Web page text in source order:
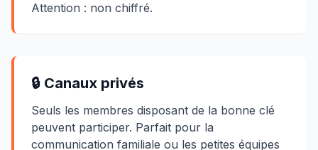
Attention : non chiffré.
🔒 Canaux privés
Seuls les membres disposant de la bonne clé
peuvent participer. Parfait pour la
communication familiale ou les petites équipes